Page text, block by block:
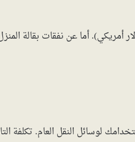
لشخص واحد في مطعم عادي تكون حوالي 15 يورو (16.5 دولار أمريكي). أما
يتراوح بين 50 إلى 100 يورو، حسب استخدامك لوسائل النقل